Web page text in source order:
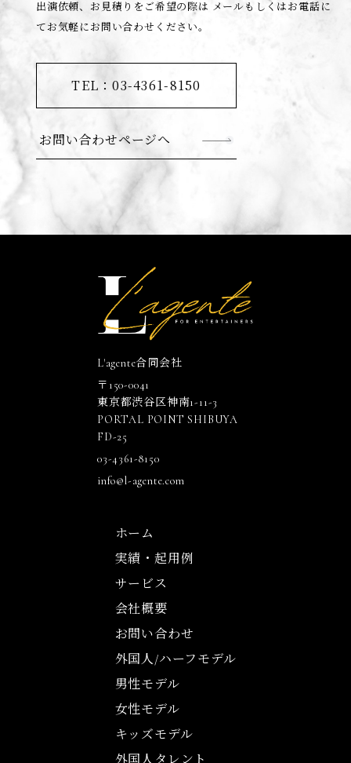
出演依頼、お見積りをご希望の際は メールもしくはお電話に
てお気軽にお問い合わせください。
TEL：03-4361-8150
お問い合わせページへ
L'agente合同会社
〒150-0041
東京都渋谷区神南1-11-3
PORTAL POINT SHIBUYA
FD-25
03-4361-8150
info@l-agente.com
ホーム
実績・起用例
サービス
会社概要
お問い合わせ
外国人/ハーフモデル
男性モデル
女性モデル
キッズモデル